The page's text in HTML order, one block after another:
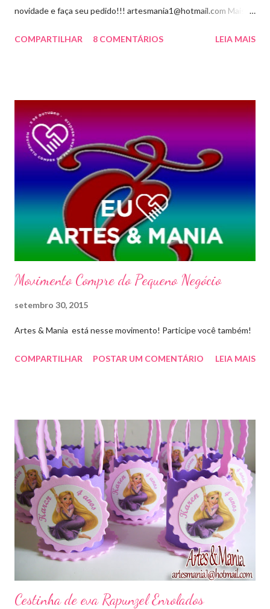
novidade e faça seu pedido!!! artesmania1@hotmail.com Mais
COMPARTILHAR
8 COMENTÁRIOS LEIA MAIS
Movimento Compre do Pequeno Negócio
setembro 30, 2015
Artes & Mania está nesse movimento! Participe você também!
COMPARTILHAR POSTAR UM COMENTÁRIO LEIA MAIS
Cestinha de eva Rapunzel Enrolados